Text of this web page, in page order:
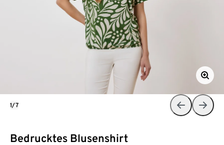
Bedrucktes Blusenshirt
1/7